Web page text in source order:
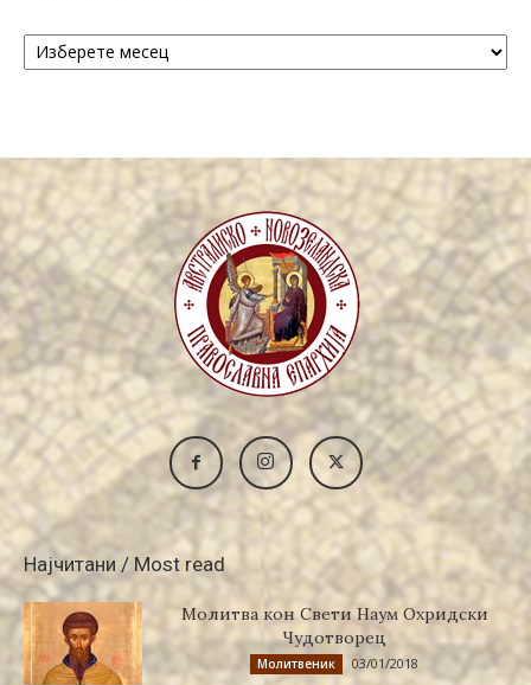
Архива
Најчитани / Most read
Молитва кон Свети Наум Охридски
Чудотворец
Молитвеник 03/01/2018